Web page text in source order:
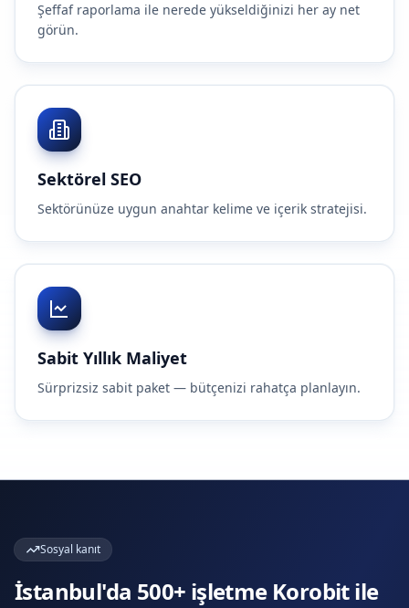
Şeffaf raporlama ile nerede yükseldiğinizi her ay net
görün.
Sektörel SEO
Sektörünüze uygun anahtar kelime ve içerik stratejisi.
Sabit Yıllık Maliyet
Sürprizsiz sabit paket — bütçenizi rahatça planlayın.
Sosyal kanıt
İstanbul'da 500+ işletme Korobit ile